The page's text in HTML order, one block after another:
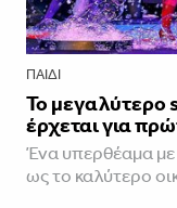
ΠΑΙΔΊ
Το
έρχεται για
Ένα υπερθέαμα
ως το καλύτερο